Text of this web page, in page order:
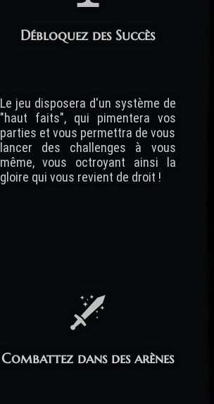
Débloquez des Succès
Le jeu disposera d'un système de
"haut faits", qui pimentera vos
parties et vous permettra de vous
lancer des challenges à vous
même, vous octroyant ainsi la
gloire qui vous revient de droit !
Combattez dans des arènes